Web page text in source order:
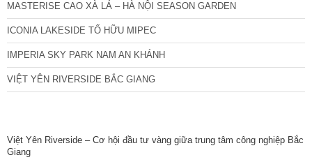
MASTERISE CAO XÀ LÁ – HÀ NỘI SEASON GARDEN
ICONIA LAKESIDE TỐ HỮU MIPEC
IMPERIA SKY PARK NAM AN KHÁNH
VIỆT YÊN RIVERSIDE BẮC GIANG
Việt Yên Riverside – Cơ hội đầu tư vàng giữa trung tâm công nghiệp Bắc
Giang